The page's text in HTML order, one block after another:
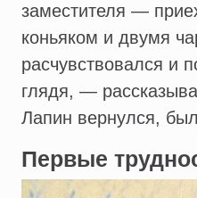
заместителя —
коньяком и двумя
расчувствовался и
глядя, —
Лапин вернулся,
Первые